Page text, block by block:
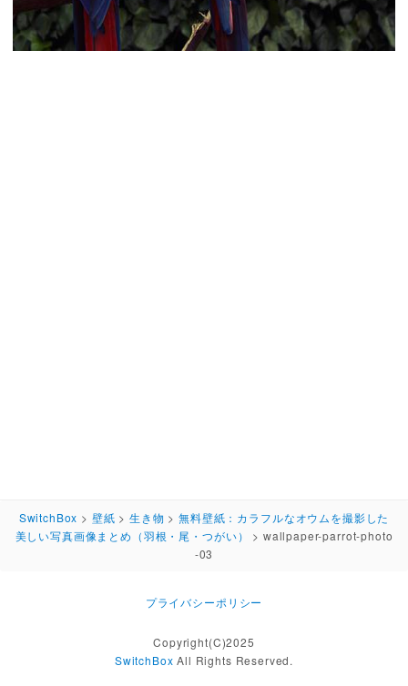
SwitchBox > 壁紙 >生き物 >無料壁紙：カラフルなオウムを撮影した
美しい写真画像まとめ（羽根・尾・つがい）
> wallpaper-parrot-photo
-03
プライバシーポリシー
Copyright(C)2025
SwitchBox All Rights Reserved.